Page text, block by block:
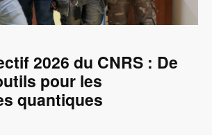
2026 du CNRS : De
pour les
quantiques